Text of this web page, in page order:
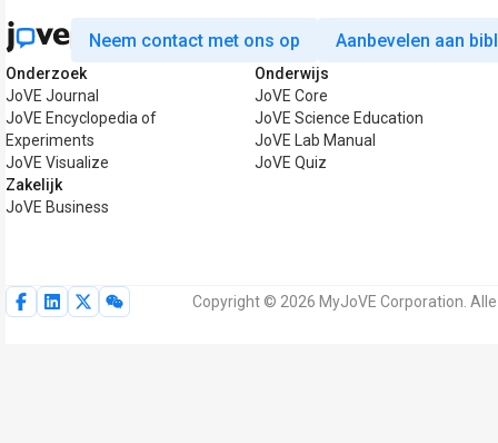
Neem contact met ons op Aanbevelen aan
Onderzoek
JoVE Journal
JoVE Encyclopedia of
Experiments
JoVE Visualize
Zakelijk
JoVE Business
Onderwijs
JoVE Core
JoVE Science Education
JoVE Lab Manual
JoVE Quiz
Copyright © 2026 MyJoVE Corporation.